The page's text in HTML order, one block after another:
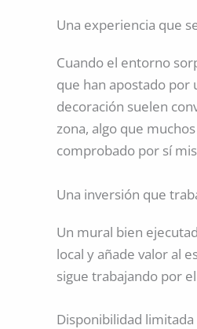
Una experiencia que
Cuando el entorno
que han apostado por
decoración suelen
zona, algo que
comprobado por sí
Una inversión que
Un mural bien
local y añade valor al
sigue trabajando por
Disponibilidad limitada